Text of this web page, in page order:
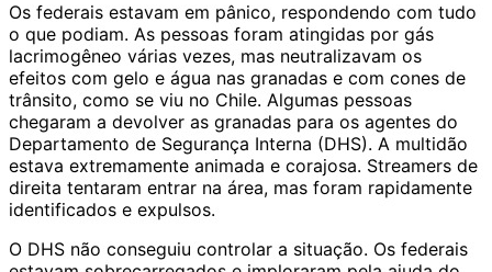
Os federais estavam em pânico, respondendo com tudo
o que podiam. As pessoas foram atingidas por gás
lacrimogêneo várias vezes, mas neutralizavam os
efeitos com gelo e água nas granadas e com cones de
trânsito, como se viu no Chile. Algumas pessoas
chegaram a devolver as granadas para os agentes do
Departamento de Segurança Interna (DHS). A multidão
estava extremamente animada e corajosa. Streamers de
direita tentaram entrar na área, mas foram rapidamente
identificados e expulsos.
O DHS não conseguiu controlar a situação. Os federais